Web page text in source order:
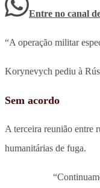
Entre no canal
“A operação militar
Korynevych pediu à
Sem acordo
A terceira reunião entre
humanitárias de fuga.